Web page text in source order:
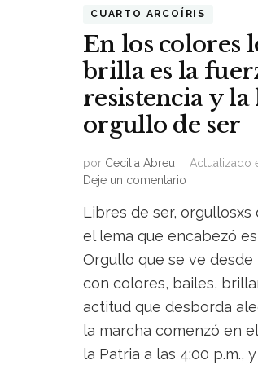
CUARTO ARCOÍRIS
En los colores
brilla es la
resistencia y
orgullo de ser
por Cecilia Abreu Actualizado
Deje un comentario
los
colores
que
brilla
es
la
fuerza,
la
Libres de ser, orgullosxs
el lema que encabezó
Orgullo que se ve desde
con colores, bailes,
actitud que desborda
la marcha comenzó en
la Patria a las 4:00 p.m.,